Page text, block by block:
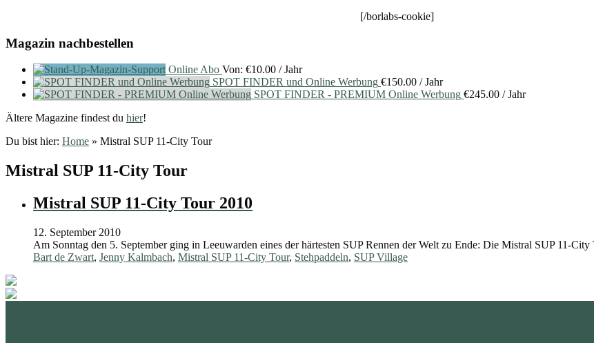
[/borlabs-cookie]
Magazin nachbestellen
Online Abo Von: €10.00 / Jahr
SPOT FINDER und Online Werbung €150.00 / Jahr
SPOT FINDER - PREMIUM Online Werbung €245.00 / Jahr
Ältere Magazine findest du hier!
Du bist hier: Home » Mistral SUP 11-City Tour
Mistral SUP 11-City Tour
Mistral SUP 11-City Tour 2010
12. September 2010
Am Sonntag den 5. September ging in Leeuwarden eines der härtesten SUP Rennen der Welt zu Ende: Die Mistral SUP 11-
Bart de Zwart, Jenny Kalmbach, Mistral SUP 11-City Tour, Stehpaddeln, SUP Village